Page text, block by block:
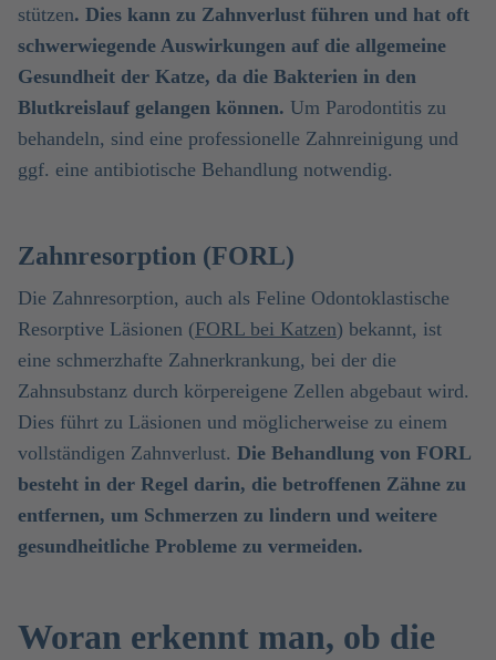
stützen. Dies kann zu Zahnverlust führen und hat oft
schwerwiegende Auswirkungen auf die allgemeine
Gesundheit der Katze, da die Bakterien in den
Blutkreislauf gelangen können. Um Parodontitis zu
behandeln, sind eine professionelle Zahnreinigung und
ggf. eine antibiotische Behandlung notwendig.
Zahnresorption (FORL)
Die Zahnresorption, auch als Feline Odontoklastische
Resorptive Läsionen (FORL bei Katzen) bekannt, ist
eine schmerzhafte Zahnerkrankung, bei der die
Zahnsubstanz durch körpereigene Zellen abgebaut wird.
Dies führt zu Läsionen und möglicherweise zu einem
vollständigen Zahnverlust. Die Behandlung von FORL
besteht in der Regel darin, die betroffenen Zähne zu
entfernen, um Schmerzen zu lindern und weitere
gesundheitliche Probleme zu vermeiden.
Woran erkennt man, ob die